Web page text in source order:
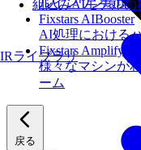
Fixstars AIBooster
AI処理における
Fixstars Amplify
様々なマシンが
ーム
戻る
組込みAIモデルの
IRライブラリ